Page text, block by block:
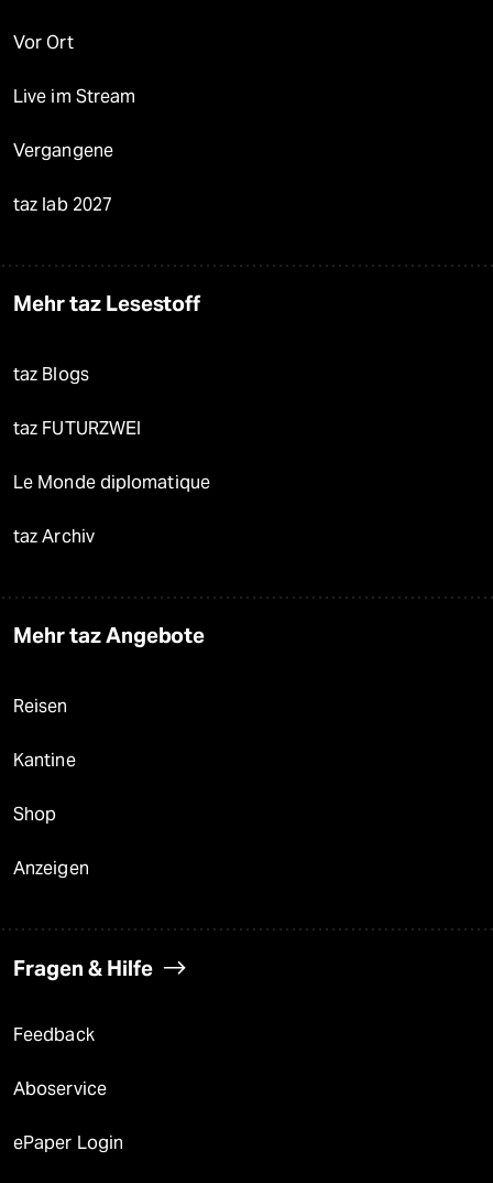
Vor Ort
Live im Stream
Vergangene
taz lab 2027
Mehr taz Lesestoff
taz Blogs
taz FUTURZWEI
Le Monde diplomatique
taz Archiv
Mehr taz Angebote
Reisen
Kantine
Shop
Anzeigen
Fragen & Hilfe
Feedback
Aboservice
ePaper Login